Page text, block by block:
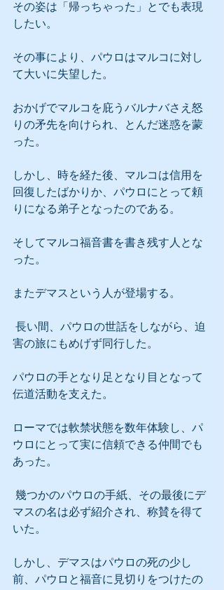
その姿は「帰っちゃった」とでも表現
したい。
その事により、パウロはマルコに対し
て大いに失望した。
おかげでマルコを庇うバルナバさえ怒
りの矛先を向けられ、とんだ迷惑を蒙
った。
しかし、時を経た後、マルコは信用を
回復したばかりか、パウロにとって頼
りになる弟子となったのである。
そしてマルコ福音書を書き残す人とな
った。
またデマスという人が登場する。
害の旅にもめげず同行した。
パウロの手となり足となり目となって
伝道活動を支えた。
ローマでは軟禁状態を数年体験し、パ
ウロにとって実に信頼できる仲間でも
あった。
マスの名は必ず紹介され、称賛を得て
いた。
しかし、デマスはパウロの死の少し
前、パウロと福音に見切りをつけたの